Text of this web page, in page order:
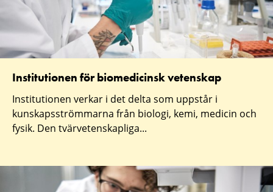
Institutionen för biomedicinsk vetenskap
Institutionen verkar i det delta som uppstår i
kunskapsströmmarna från biologi, kemi, medicin och
fysik. Den tvärvetenskapliga...